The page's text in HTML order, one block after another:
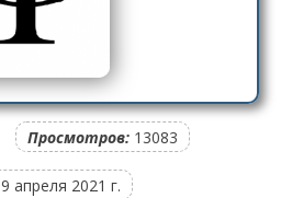
Просмотров: 13083
9 апреля 2021 г.